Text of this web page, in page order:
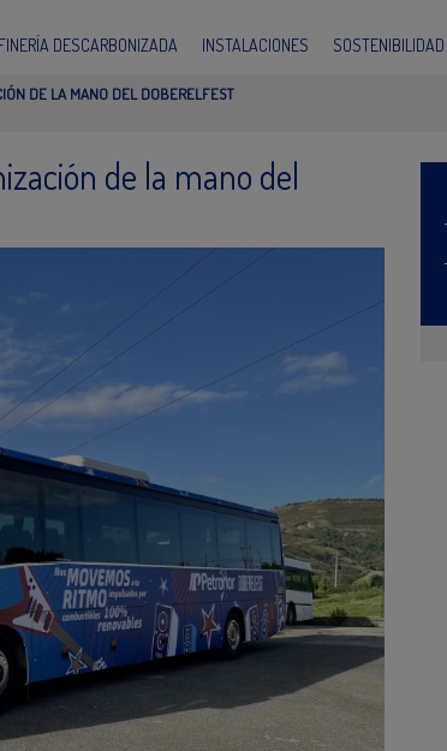
DESCARBONIZADA INSTALACIONES SOSTENIBILIDAD
DE LA MANO DEL DOBERELFEST
de la mano del